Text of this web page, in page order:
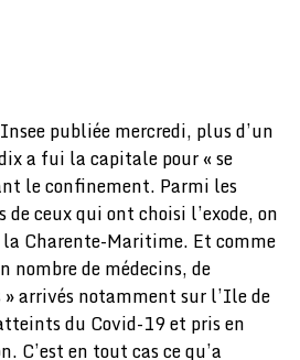
publiée mercredi, plus d’un
a fui la capitale pour « se
le confinement. Parmi les
ceux qui ont choisi l’exode, on
Charente-Maritime. Et comme
de médecins, de
» arrivés notamment sur l’Ile de
du Covid-19 et pris en
C’est en tout cas ce qu’a